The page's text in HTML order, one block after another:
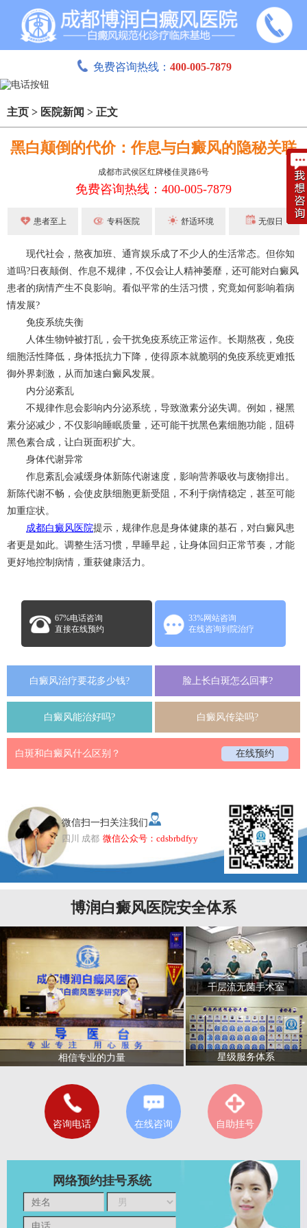
免费咨询热线： 400-005-7879
主页 > 医院新闻 > 正文
黑白颠倒的代价：作息与白癜风的隐秘关联
成都市武侯区红牌楼佳灵路6号
免费咨询热线：400-005-7879
患者至上 专科医院 舒适环境 无假日
现代社会，熬夜加班、通宵娱乐成了不少人的生活常态。但你知
道吗?日夜颠倒、作息不规律，不仅会让人精神萎靡，还可能对白癜风
患者的病情产生不良影响。看似平常的生活习惯，究竟如何影响着病
情发展?
免疫系统失衡
人体生物钟被打乱，会干扰免疫系统正常运作。长期熬夜，免疫
细胞活性降低，身体抵抗力下降，使得原本就脆弱的免疫系统更难抵
御外界刺激，从而加速白癜风发展。
内分泌紊乱
不规律作息会影响内分泌系统，导致激素分泌失调。例如，褪黑
素分泌减少，不仅影响睡眠质量，还可能干扰黑色素细胞功能，阻碍
黑色素合成，让白斑面积扩大。
身体代谢异常
作息紊乱会减缓身体新陈代谢速度，影响营养吸收与废物排出。
新陈代谢不畅，会使皮肤细胞更新受阻，不利于病情稳定，甚至可能
加重症状。
成都白癜风医院提示，规律作息是身体健康的基石，对白癜风患
者更是如此。调整生活习惯，早睡早起，让身体回归正常节奏，才能
更好地控制病情，重获健康活力。
67%电话咨询
直接在线预约
33%网站咨询
在线咨询到院治疗
白癜风治疗要花多少钱? 脸上长白斑怎么回事?
白癜风能治好吗? 白癜风传染吗?
白斑和白癜风什么区别？ 在线预约
微信扫一扫关注我们
四川 成都 微信公众号：cdsbrbdfyy
博润白癜风医院安全体系
相信专业的力量
千层流无菌手术室
星级服务体系
咨询电话 在线咨询 自助挂号
网络预约挂号系统